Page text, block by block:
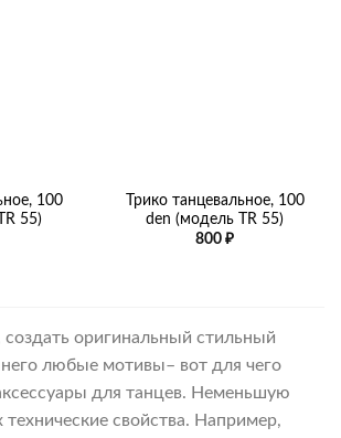
100
55)
Трико танцевальное, 100
den (модель TR 55)
800 ₽
создать оригинальный стильный
него любые мотивы– вот для чего
для танцев. Неменьшую
технические свойства. Например,